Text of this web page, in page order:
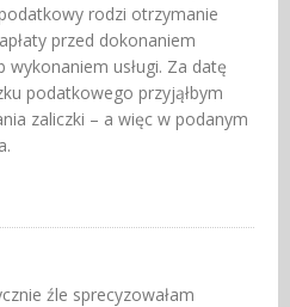
rodzi otrzymanie
przed dokonaniem
usługi. Za datę
podatkowego przyjąłbym
zaliczki – a więc w podanym
źle sprecyzowałam